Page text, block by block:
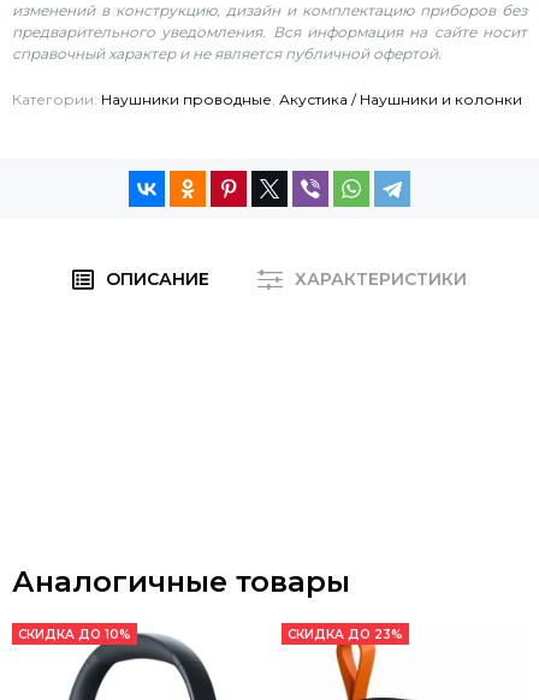
изменений в конструкцию, дизайн и комплектацию приборов без
предварительного уведомления. Вся информация на сайте носит
справочный характер и не является публичной офертой.
Категории: Наушники проводные, Акустика / Наушники и колонки
ОПИСАНИЕ ХАРАКТЕРИСТИКИ
Аналогичные товары
СКИДКА ДО 10% СКИДКА ДО 23%